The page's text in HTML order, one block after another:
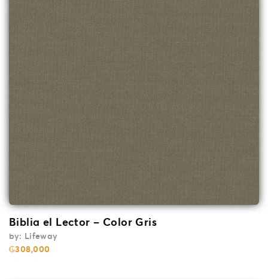
Biblia el Lector – Color Gris
by: Lifeway
₲308,000